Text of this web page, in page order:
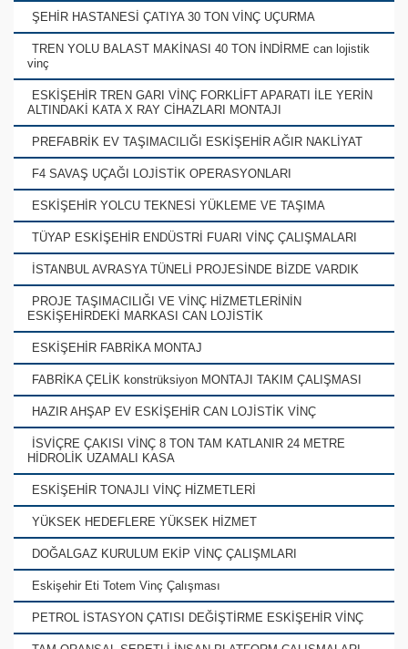
ŞEHİR HASTANESİ ÇATIYA 30 TON VİNÇ UÇURMA
TREN YOLU BALAST MAKİNASI 40 TON İNDİRME can lojistik
vinç
ESKİŞEHİR TREN GARI VİNÇ FORKLİFT APARATI İLE YERİN
ALTINDAKİ KATA X RAY CİHAZLARI MONTAJI
PREFABRİK EV TAŞIMACILIĞI ESKİŞEHİR AĞIR NAKLİYAT
F4 SAVAŞ UÇAĞI LOJİSTİK OPERASYONLARI
ESKİŞEHİR YOLCU TEKNESİ YÜKLEME VE TAŞIMA
TÜYAP ESKİŞEHİR ENDÜSTRİ FUARI VİNÇ ÇALIŞMALARI
İSTANBUL AVRASYA TÜNELİ PROJESİNDE BİZDE VARDIK
PROJE TAŞIMACILIĞI VE VİNÇ HİZMETLERİNİN
ESKİŞEHİRDEKİ MARKASI CAN LOJİSTİK
ESKİŞEHİR FABRİKA MONTAJ
FABRİKA ÇELİK konstrüksiyon MONTAJI TAKIM ÇALIŞMASI
HAZIR AHŞAP EV ESKİŞEHİR CAN LOJİSTİK VİNÇ
İSVİÇRE ÇAKISI VİNÇ 8 TON TAM KATLANIR 24 METRE
HİDROLİK UZAMALI KASA
ESKİŞEHİR TONAJLI VİNÇ HİZMETLERİ
YÜKSEK HEDEFLERE YÜKSEK HİZMET
DOĞALGAZ KURULUM EKİP VİNÇ ÇALIŞMLARI
Eskişehir Eti Totem Vinç Çalışması
PETROL İSTASYON ÇATISI DEĞİŞTİRME ESKİŞEHİR VİNÇ